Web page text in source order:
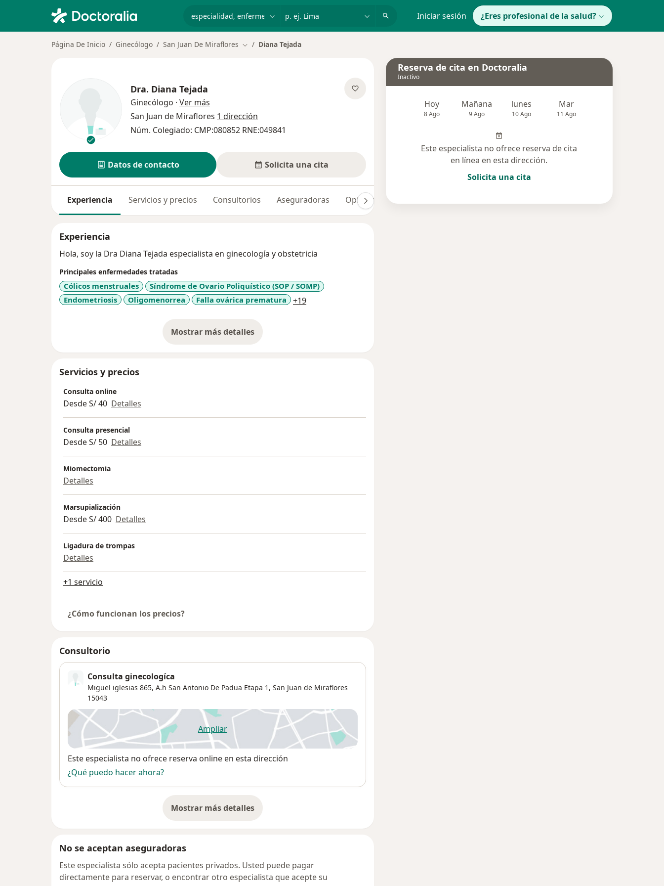
Iniciar sesión ¿Eres profesional de la salud?
Página De Inicio Ginecólogo San Juan De Miraflores Cambiar de ciudad
Diana Tejada
Dra. Diana Tejada
Ginecólogo · Ver más
San Juan de Miraflores 1 dirección
Núm. Colegiado: CMP:080852 RNE:049841
Datos de contacto Solicita una cita
Experiencia Servicios y precios Consultorios Aseguradoras Opiniones
Experiencia
Hola, soy la Dra Diana Tejada especialista en ginecología y obstetricia
Principales enfermedades tratadas
Cólicos menstruales
Síndrome de Ovario Poliquístico (SOP / SOMP)
Endometriosis
Oligomenorrea Falla ovárica prematura +19a11y_sr_more_diseases
Mostrar más detalles
sobre la experiencia
Servicios y precios
Consulta online
Desde S/ 40 Detalles
Consulta presencial
Desde S/ 50 Detalles
Miomectomia
Detalles
Marsupialización
Desde S/ 400 Detalles
Ligadura de trompas
Detalles
+1 servicio
¿Cómo funcionan los precios?
Consultorio
Consulta ginecologíca
Miguel iglesias 865, A.h San Antonio De Padua Etapa 1 , San Juan de Miraflores
15043
Ampliarse abre en una nueva pestaña
Disponibilidad
Este especialista no ofrece reserva online en esta dirección
¿Qué puedo hacer ahora?
Mostrar más detalles
sobre la dirección
No se aceptan aseguradoras
Este especialista sólo acepta pacientes privados. Usted puede pagar
directamente para reservar, o encontrar otro especialista que acepte su
Reserva de cita en Doctoralia
Inactivo
Hoy
8 Ago
Mañana
9 Ago
lunes
10 Ago
Mar
11 Ago
Este especialista no ofrece reserva de cita
en línea en esta dirección.
Solicita una cita